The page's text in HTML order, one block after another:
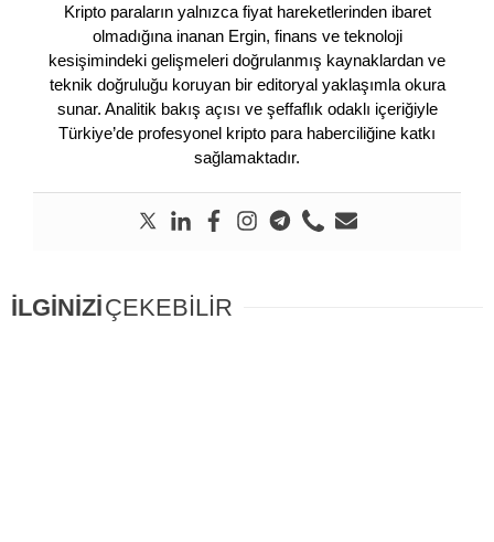
Kripto paraların yalnızca fiyat hareketlerinden ibaret
olmadığına inanan Ergin, finans ve teknoloji
kesişimindeki gelişmeleri doğrulanmış kaynaklardan ve
teknik doğruluğu koruyan bir editoryal yaklaşımla okura
sunar. Analitik bakış açısı ve şeffaflık odaklı içeriğiyle
Türkiye’de profesyonel kripto para haberciliğine katkı
sağlamaktadır.
İLGİNİZİÇEKEBİLİR